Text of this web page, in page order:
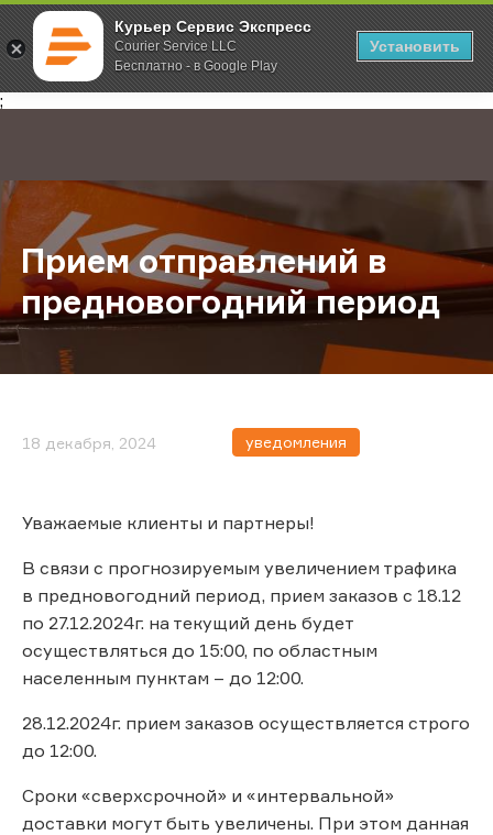
Курьер Сервис Экспресс
Courier Service LLC
Бесплатно - в Google Play
Установить
;
Главная О компании Новости Прием отправлений в
Прием отправлений в
предновогодний период
18 декабря, 2024 уведомления
Уважаемые клиенты и партнеры!
В связи с прогнозируемым увеличением трафика
в предновогодний период, прием заказов с 18.12
по 27.12.2024г. на текущий день будет
осуществляться до 15:00, по областным
населенным пунктам – до 12:00.
28.12.2024г. прием заказов осуществляется строго
до 12:00.
Сроки «сверхсрочной» и «интервальной»
доставки могут быть увеличены. При этом данная